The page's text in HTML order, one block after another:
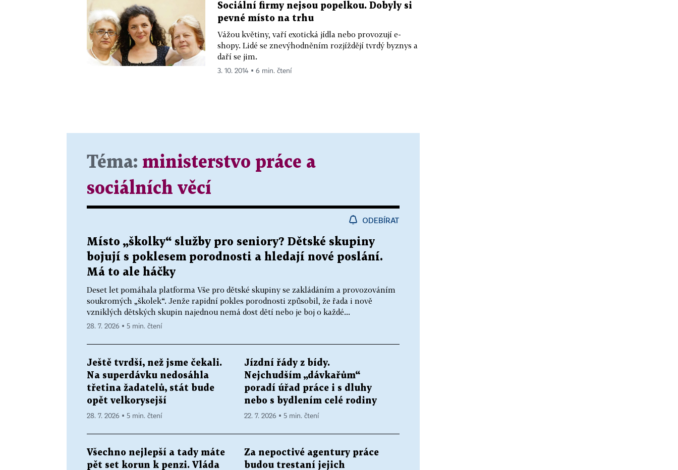
Sociální firmy nejsou popelkou. Dobyly si
pevné místo na trhu
Vážou květiny, vaří exotická jídla nebo provozují e-
shopy. Lidé se znevýhodněním rozjíždějí tvrdý byznys a
daří se jim.
3. 10. 2014 ▪ 6 min. čtení
Téma: ministerstvo práce a
sociálních věcí
ODEBÍRAT
Místo „školky“ služby pro seniory? Dětské skupiny
bojují s poklesem porodnosti a hledají nové poslání.
Má to ale háčky
Deset let pomáhala platforma Vše pro dětské skupiny se zakládáním a provozováním
soukromých „školek“. Jenže rapidní pokles porodnosti způsobil, že řada i nově
vzniklých dětských skupin najednou nemá dost dětí nebo je boj o každé...
28. 7. 2026 ▪ 5 min. čtení
Ještě tvrdší, než jsme čekali.
Na superdávku nedosáhla
třetina žadatelů, stát bude
opět velkorysejší
28. 7. 2026 ▪ 5 min. čtení
Jízdní řády z bídy.
Nejchudším „dávkařům“
poradí úřad práce i s dluhy
nebo s bydlením celé rodiny
22. 7. 2026 ▪ 5 min. čtení
Všechno nejlepší a tady máte
pět set korun k penzi. Vláda
Za nepoctivé agentury práce
budou trestaní jejich